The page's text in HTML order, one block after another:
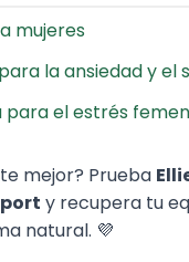
mujeres
la ansiedad y el
para el estrés
mejor? Prueba
y recupera tu
natural. 💜